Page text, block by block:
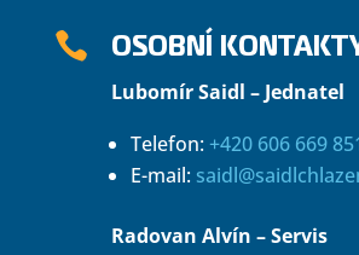
 OSOBNÍ
Lubomír Saidl – Jednatel
Telefon: +420 606 669
E-mail:
Radovan Alvín – Servis